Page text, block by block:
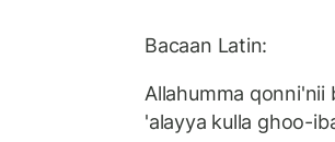
Bacaan Latin:
Allahumma
'alayya kulla ghoo-